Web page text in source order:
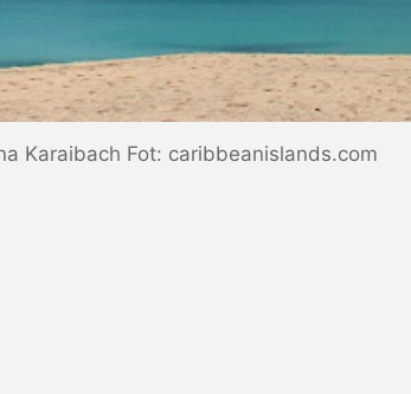
Karaibach Fot: caribbeanislands.com